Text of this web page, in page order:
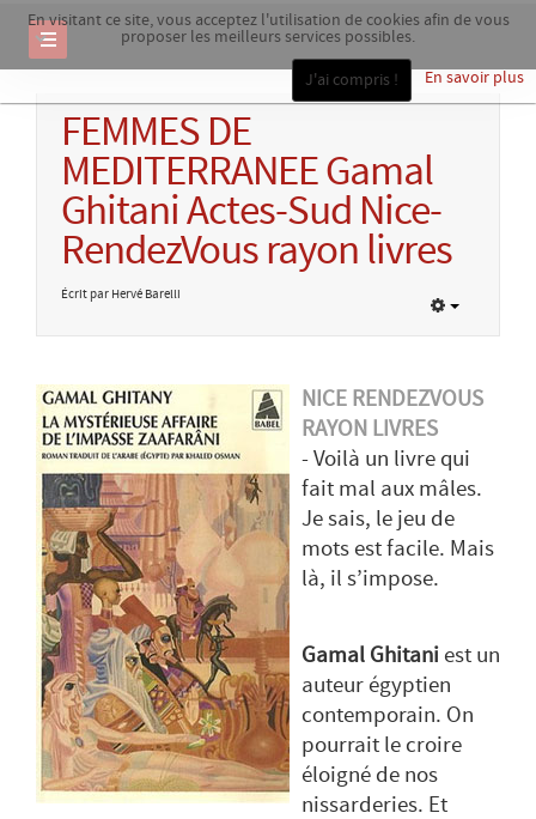
En visitant ce site, vous acceptez l'utilisation de cookies afin de vous
proposer les meilleurs services possibles.
En savoir plus
J'ai compris !
FEMMES DE
MEDITERRANEE Gamal
Ghitani Actes-Sud Nice-
RendezVous rayon livres
Écrit par Hervé Barelli
NICE RENDEZVOUS
RAYON LIVRES
- Voilà un livre qui
fait mal aux mâles.
Je sais, le jeu de
mots est facile. Mais
là, il s’impose.
Gamal Ghitani est un
auteur égyptien
contemporain. On
pourrait le croire
éloigné de nos
nissarderies. Et